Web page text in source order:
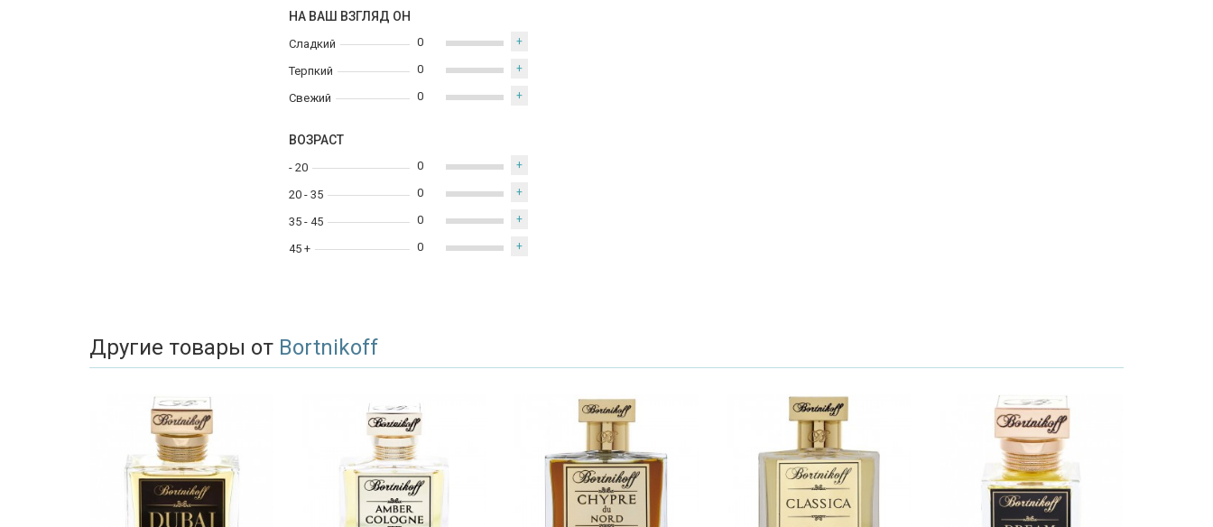
НА ВАШ ВЗГЛЯД ОН
Сладкий
Терпкий
Свежий
0 +
0 +
0 +
ВОЗРАСТ
- 20
20 - 35
35 - 45
45 +
0 +
0 +
0 +
0 +
Другие товары от Bortnikoff